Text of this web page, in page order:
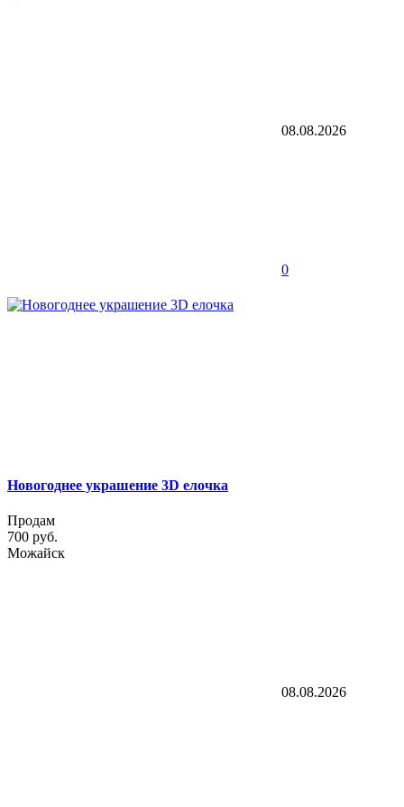
08.08.2026
0
Новогоднее украшение 3D елочка
Продам
700 руб.
Можайск
08.08.2026